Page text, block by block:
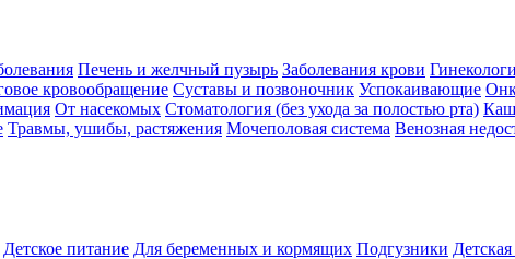
Печень и желчный пузырь Заболевания крови
кровообращение Суставы и позвоночник Успокаивающие
От насекомых Стоматология (без ухода за полостью рта)
Травмы, ушибы, растяжения Мочеполовая система Венозная
Детское питание Для беременных и кормящих Подгузники